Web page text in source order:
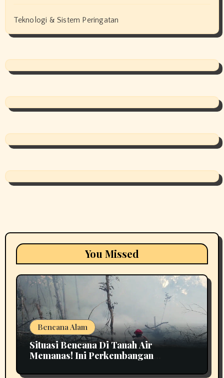
Teknologi & Sistem Peringatan
You Missed
Bencana Alam
Situasi Bencana Di Tanah Air
Memanas! Ini Perkembangan